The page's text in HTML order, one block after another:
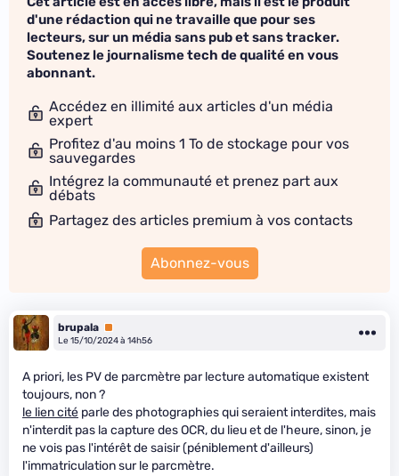
d'une rédaction qui ne travaille que pour ses
lecteurs, sur un média sans pub et sans tracker.
Soutenez le journalisme tech de qualité en vous
abonnant.
Accédez en illimité aux articles d'un média
expert
Profitez d'au moins 1 To de stockage pour vos
sauvegardes
Intégrez la communauté et prenez part aux
débats
Partagez des articles premium à vos contacts
Abonnez-vous
brupala Premium
Le 15/10/2024 à 14h56
A priori, les PV de parcmètre par lecture automatique existent
toujours, non ?
le lien cité parle des photographies qui seraient interdites, mais
n'interdit pas la capture des OCR, du lieu et de l'heure, sinon, je
ne vois pas l'intérêt de saisir (péniblement d'ailleurs)
l'immatriculation sur le parcmètre.